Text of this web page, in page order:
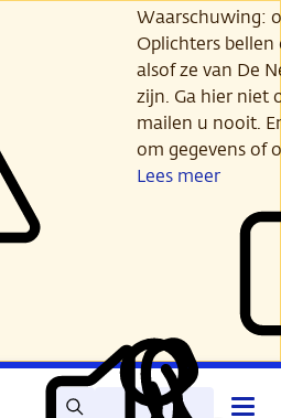
Waarschuwing:
Oplichters
alsof ze van De
zijn. Ga hier niet
mailen u nooit.
om gegevens of
Lees meer